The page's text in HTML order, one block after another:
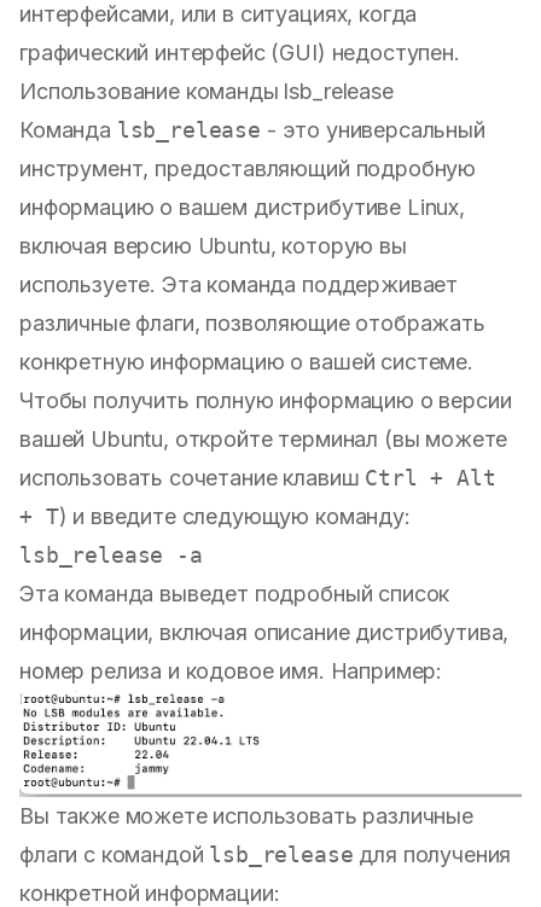
интерфейсами, или в ситуациях, когда
графический интерфейс (GUI) недоступен.
Использование команды lsb_release
Команда lsb_release - это универсальный
инструмент, предоставляющий подробную
информацию о вашем дистрибутиве Linux,
включая версию Ubuntu, которую вы
используете. Эта команда поддерживает
различные флаги, позволяющие отображать
конкретную информацию о вашей системе.
Чтобы получить полную информацию о версии
вашей Ubuntu, откройте терминал (вы можете
использовать сочетание клавиш Ctrl + Alt
+ T) и введите следующую команду:
Эта команда выведет подробный список
информации, включая описание дистрибутива,
номер релиза и кодовое имя. Например:
Вы также можете использовать различные
флаги с командой lsb_release для получения
конкретной информации: